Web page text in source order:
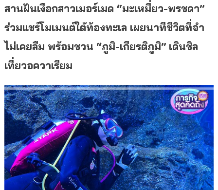
สานฝันเงือกสาวเมอร์เมด “มะเหมี่ยว-พรชดา”
ร่วมแชร์โมเมนต์ใต้ท้องทะเล เผยนาทีชีวิตที่จำ
ไม่เคยลืม พร้อมชวน “ภูมิ-เกียรติภูมิ” เดินชิล
เที่ยวอควาเรียม